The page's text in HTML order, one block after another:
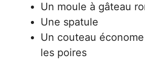
Un moule à gâteau
Une spatule
Un couteau
les poires